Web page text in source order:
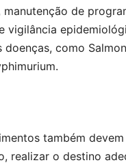
de
vigilância
doenças, como
também
realizar o destino